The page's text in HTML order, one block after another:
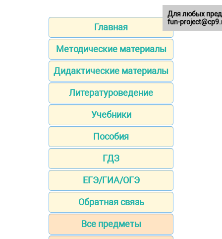
Главная
Методические материалы
Дидактические материалы
Литературоведение
Учебники
Пособия
ГДЗ
ЕГЭ/ГИА/ОГЭ
Обратная связь
Все предметы
Для любых
fun-